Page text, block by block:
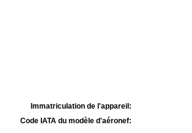
Immatriculation de l'appareil:
Code IATA du modèle d'aéronef: